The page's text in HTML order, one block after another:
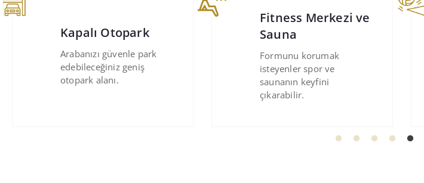
Sauna
Formunu korumak
isteyenler spor ve
saunanın keyfini
Voleybol Sahası
Arkadaşlarınızla voleybol
oynayabileceğiniz açık
alan.